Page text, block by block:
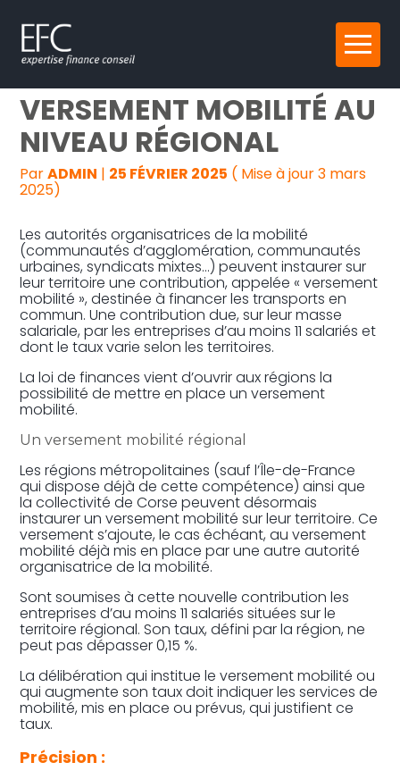
Aller
au
Reprise, transmission et création
Gestion au quotidien
Pilotage d’entreprise
Audit
UN NOUVEAU
VERSEMENT MOBILITÉ AU
NIVEAU RÉGIONAL
ParADMIN | 25 FÉVRIER 2025 ( Mise à jour 3 mars
2025)
Les autorités organisatrices de la mobilité
(communautés d’agglomération, communautés
urbaines, syndicats mixtes…) peuvent instaurer sur
leur territoire une contribution, appelée « versement
mobilité », destinée à financer les transports en
commun. Une contribution due, sur leur masse
salariale, par les entreprises d’au moins 11 salariés et
dont le taux varie selon les territoires.
La loi de finances vient d’ouvrir aux régions la
possibilité de mettre en place un versement
mobilité.
Un versement mobilité régional
Les régions métropolitaines (sauf l’Île-de-France
qui dispose déjà de cette compétence) ainsi que
la collectivité de Corse peuvent désormais
instaurer un versement mobilité sur leur territoire. Ce
versement s’ajoute, le cas échéant, au versement
mobilité déjà mis en place par une autre autorité
organisatrice de la mobilité.
Sont soumises à cette nouvelle contribution les
entreprises d’au moins 11 salariés situées sur le
territoire régional. Son taux, défini par la région, ne
peut pas dépasser 0,15 %.
La délibération qui institue le versement mobilité ou
qui augmente son taux doit indiquer les services de
mobilité, mis en place ou prévus, qui justifient ce
taux.
Précision :